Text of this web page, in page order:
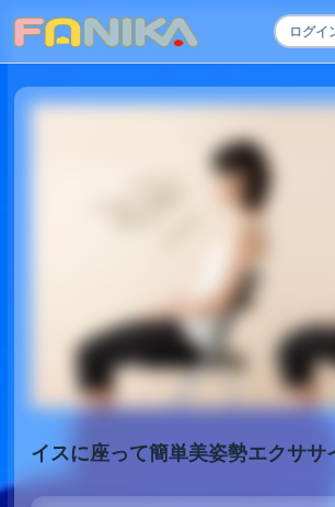
ログイ
イスに座って簡単美姿勢エクササ